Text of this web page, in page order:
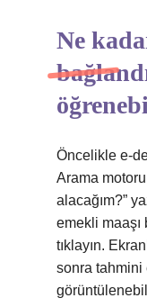
Ne
Öncelikle e-
Arama
alacağım?”
emekli
tıklayın.
sonra tahmini